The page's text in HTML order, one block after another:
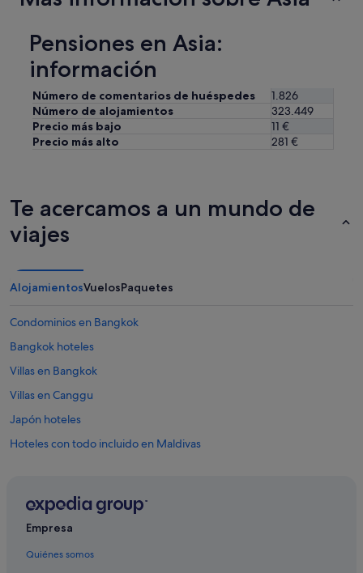
Pensiones en Asia:
información
Número de comentarios de huéspedes
1.826
Número de alojamientos
323.449
Precio más bajo
11 €
Precio más alto
281 €
Te acercamos a un mundo de
viajes
AlojamientosVuelosPaquetes
Condominios en Bangkok
Bangkok hoteles
Villas en Bangkok
Villas en Canggu
Japón hoteles
Hoteles con todo incluido en Maldivas
Hoteles cápsula en Kioto
Empresa
Quiénes somos